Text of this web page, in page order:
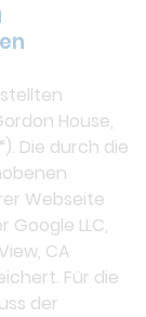
House,
Die durch die
Webseite
LLC,
CA
Für die
der